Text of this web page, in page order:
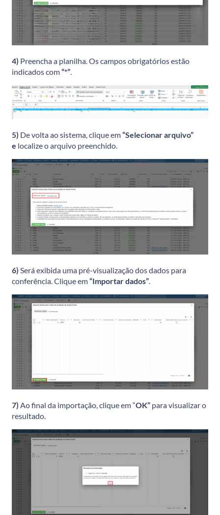
4) Preencha a planilha. Os campos obrigatórios estão
indicados com“*”
5) De volta ao sistema, clique em“Selecionar arquivo”
e localize o arquivo preenchido.
6) Será exibida uma pré-visualização dos dados para
conferência. Clique em“Importar dados”.
7) Ao final da importação, clique em “OK” para visualizar o
resultado.